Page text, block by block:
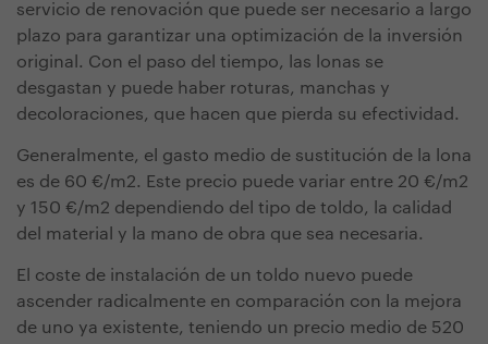
servicio de renovación que puede ser necesario a largo
plazo para garantizar una optimización de la inversión
original. Con el paso del tiempo, las lonas se
desgastan y puede haber roturas, manchas y
decoloraciones, que hacen que pierda su efectividad.
Generalmente, el gasto medio de sustitución de la lona
es de 60 €/m2. Este precio puede variar entre 20 €/m2
y 150 €/m2 dependiendo del tipo de toldo, la calidad
del material y la mano de obra que sea necesaria.
El coste de instalación de un toldo nuevo puede
ascender radicalmente en comparación con la mejora
de uno ya existente, teniendo un precio medio de 520